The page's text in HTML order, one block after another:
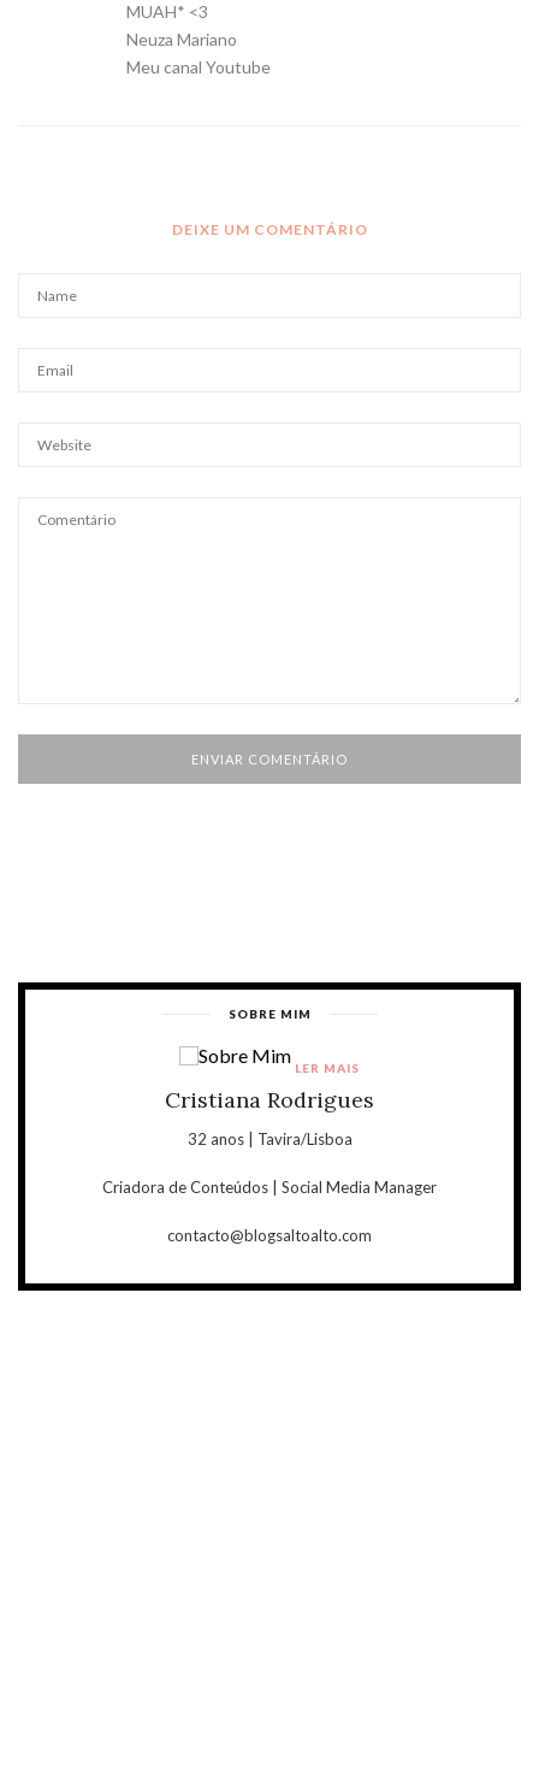
MUAH* <3
Neuza Mariano
Meu canal Youtube
DEIXE UM COMENTÁRIO
SOBRE MIM
Cristiana Rodrigues
32 anos | Tavira/Lisboa
Criadora de Conteúdos | Social Media Manager
contacto@blogsaltoalto.com
LER MAIS